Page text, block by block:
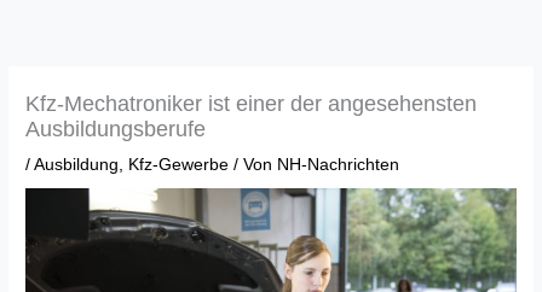
Kfz-Mechatroniker ist einer der angesehensten
Ausbildungsberufe
/Ausbildung, Kfz-Gewerbe / Von NH-Nachrichten